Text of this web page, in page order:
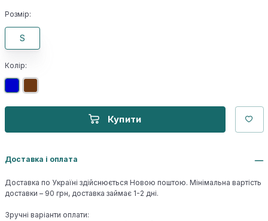
Розмір:
S
Колір:
Купити
Доставка і оплата
Доставка по Україні здійснюється Новою поштою. Мінімальна вартість
доставки – 90 грн, доставка займає 1-2 дні.
Зручні варіанти оплати: